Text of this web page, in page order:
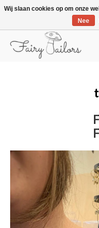
De mooiste online selectie
Wij slaan cookies op om onze
Nee